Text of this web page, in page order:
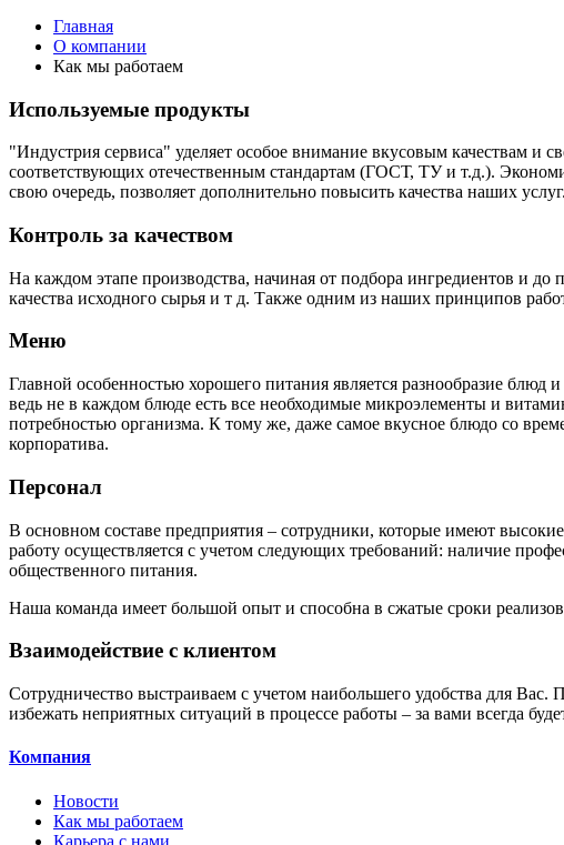
Главная
О компании
Как мы работаем
Используемые продукты
"Индустрия сервиса" уделяет особое внимание вкусовым качествам и
соответствующих отечественным стандартам (ГОСТ, ТУ и т.д.).
свою очередь, позволяет дополнительно повысить качества наших услуг.
Контроль за качеством
На каждом этапе производства, начиная от подбора ингредиентов и
качества исходного сырья и т д. Также одним из наших принципов
Меню
Главной особенностью хорошего питания является разнообразие блюд
ведь не в каждом блюде есть все необходимые микроэлементы и
потребностью организма. К тому же, даже самое вкусное блюдо со
корпоратива.
Персонал
В основном составе предприятия – сотрудники, которые имеют
работу осуществляется с учетом следующих требований: наличие
общественного питания.
Наша команда имеет большой опыт и способна в сжатые сроки
Взаимодействие с клиентом
Сотрудничество выстраиваем с учетом наибольшего удобства для
избежать неприятных ситуаций в процессе работы – за вами всегда
Компания
Новости
Как мы работаем
Карьера с нами